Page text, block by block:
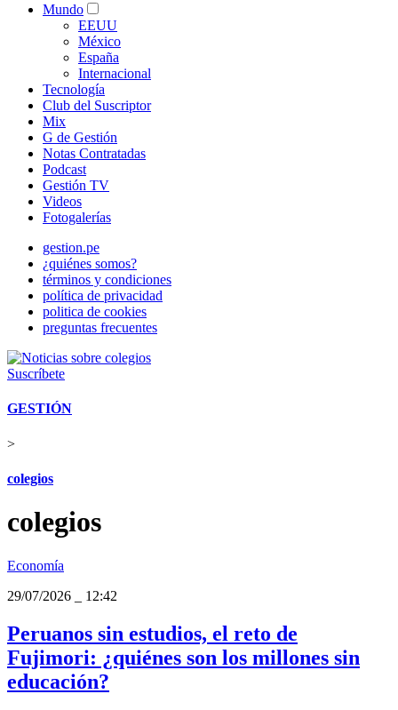
Mundo
EEUU
México
España
Internacional
Tecnología
Club del Suscriptor
Mix
G de Gestión
Notas Contratadas
Podcast
Gestión TV
Videos
Fotogalerías
gestion.pe
¿quiénes somos?
términos y condiciones
política de privacidad
politica de cookies
preguntas frecuentes
Suscríbete
GESTIÓN
>
colegios
colegios
Economía
29/07/2026
12:42
Peruanos sin estudios, el reto de
Fujimori: ¿quiénes son los millones sin
educación?